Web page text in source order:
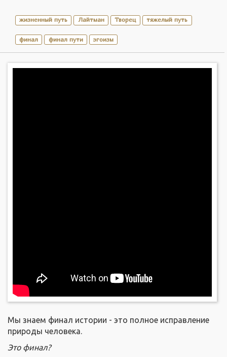
жизненный путь Лайтман Творец тяжелый путь
финал финал пути эгоизм
Мы знаем финал истории - это полное исправление
природы человека.
Это финал?